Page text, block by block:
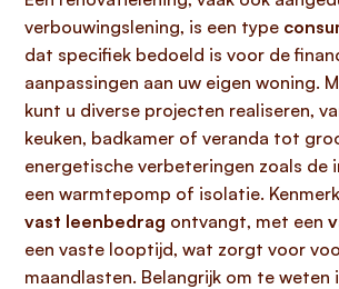
verbouwingslening, is een type
dat specifiek bedoeld is voor de
aanpassingen aan uw eigen woning.
kunt u diverse projecten realiseren,
keuken, badkamer of veranda tot
energetische verbeteringen zoals de
een warmtepomp of isolatie.
vast leenbedrag ontvangt, met een
een vaste looptijd, wat zorgt voor
maandlasten. Belangrijk om te weten